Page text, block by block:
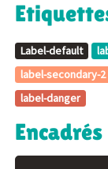
Label-default
label-secondary-2
label-danger
Encadrés